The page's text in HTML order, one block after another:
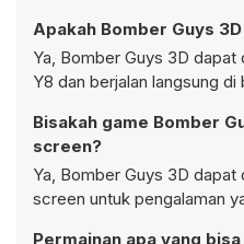
Apakah Bomber Guys
Ya, Bomber Guys 3D
Y8 dan berjalan langsung
Bisakah game Bomber
screen?
Ya, Bomber Guys 3D
screen untuk pengalaman
Permainan apa yang